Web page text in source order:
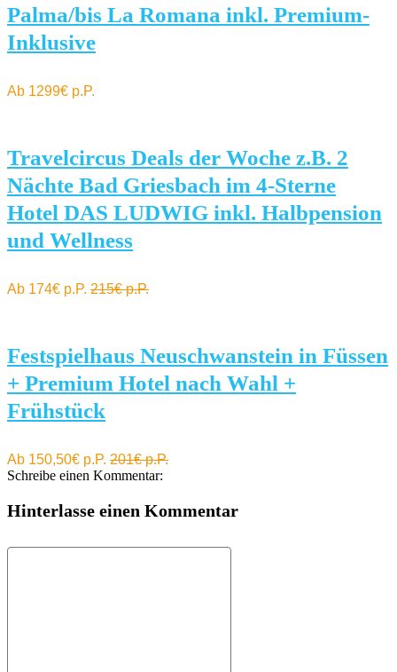
Palma/bis La Romana inkl. Premium-
Inklusive
Ab 1299€ p.P.
Travelcircus Deals der Woche z.B. 2
Nächte Bad Griesbach im 4-Sterne
Hotel DAS LUDWIG inkl. Halbpension
und Wellness
Ab 174€ p.P. 215€ p.P.
Festspielhaus Neuschwanstein in Füssen
+ Premium Hotel nach Wahl +
Frühstück
Ab 150,50€ p.P. 201€ p.P.
Schreibe einen Kommentar:
Hinterlasse einen Kommentar